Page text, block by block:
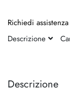
fine
della
Descrizione
Richiedi assistenza
Descrizione